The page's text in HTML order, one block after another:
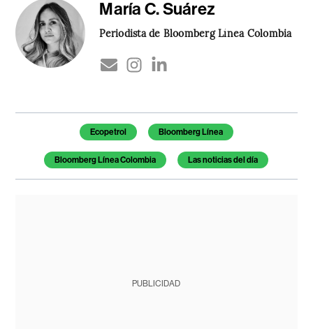
María C. Suárez
Periodista de Bloomberg Línea Colombia
Temas de este artículo
Ecopetrol Bloomberg Línea
Bloomberg Línea Colombia Las noticias del día
PUBLICIDAD